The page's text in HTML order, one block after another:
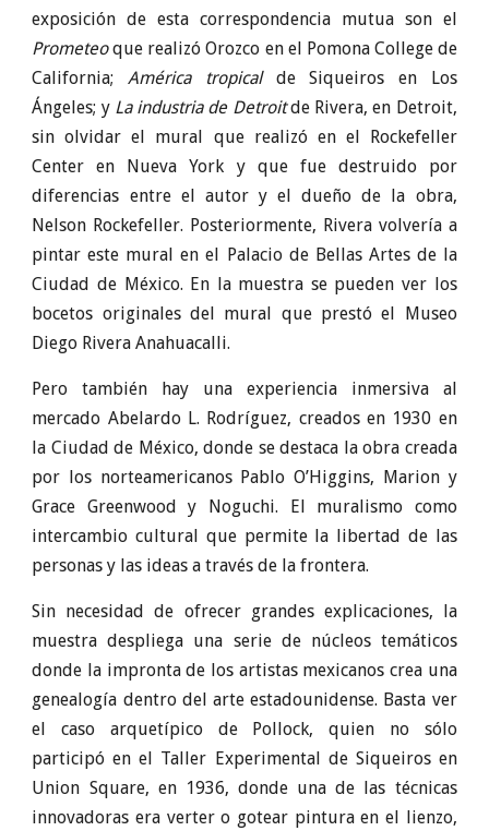
exposición de esta correspondencia mutua son el
Prometeoque realizó Orozco en el Pomona College de
California;América tropicalde Siqueiros en Los
Ángeles; y La industria de Detroitde Rivera, en Detroit,
sin olvidar el mural que realizó en el Rockefeller
Center en Nueva York y que fue destruido por
diferencias entre el autor y el dueño de la obra,
Nelson Rockefeller. Posteriormente, Rivera volvería a
pintar este mural en el Palacio de Bellas Artes de la
Ciudad de México. En la muestra se pueden ver los
bocetos originales del mural que prestó el Museo
Diego Rivera Anahuacalli.
Pero también hay una experiencia inmersiva al
mercado Abelardo L. Rodríguez, creados en 1930 en
la Ciudad de México, donde se destaca la obra creada
por los norteamericanos Pablo O’Higgins, Marion y
Grace Greenwood y Noguchi. El muralismo como
intercambio cultural que permite la libertad de las
personas y las ideas a través de la frontera.
Sin necesidad de ofrecer grandes explicaciones, la
muestra despliega una serie de núcleos temáticos
donde la impronta de los artistas mexicanos crea una
genealogía dentro del arte estadounidense. Basta ver
el caso arquetípico de Pollock, quien no sólo
participó en el Taller Experimental de Siqueiros en
Union Square, en 1936, donde una de las técnicas
innovadoras era verter o gotear pintura en el lienzo,